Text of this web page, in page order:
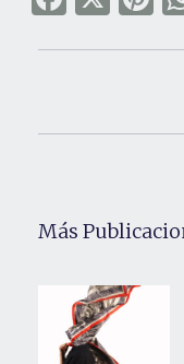
b
k
st
Más